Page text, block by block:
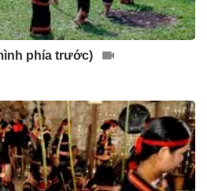
phía trước)